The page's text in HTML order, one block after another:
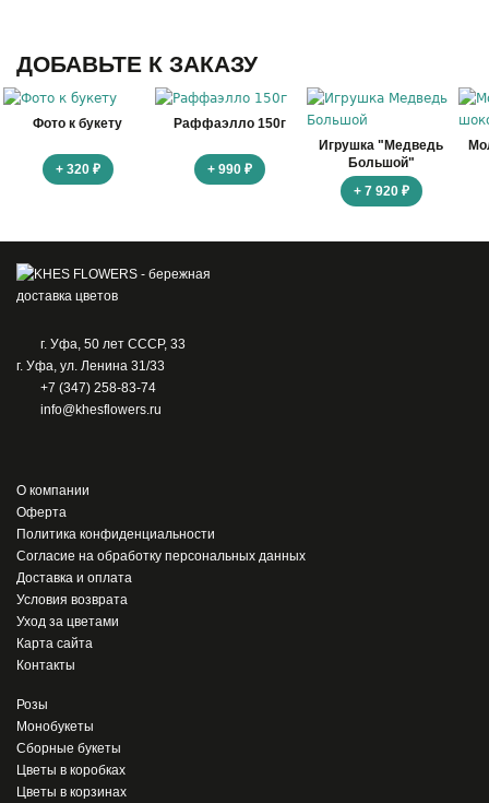
ДОБАВЬТЕ К ЗАКАЗУ
Фото к букету
+ 320 ₽
Раффаэлло 150г
+ 990 ₽
Игрушка "Медведь
Большой"
+ 7 920 ₽
г. Уфа, 50 лет СССР, 33
г. Уфа, ул. Ленина 31/33
+7 (347) 258-83-74
info@khesflowers.ru
О компании
Оферта
Политика конфиденциальности
Согласие на обработку персональных данных
Доставка и оплата
Условия возврата
Уход за цветами
Карта сайта
Контакты
Розы
Монобукеты
Сборные букеты
Цветы в коробках
Цветы в корзинах